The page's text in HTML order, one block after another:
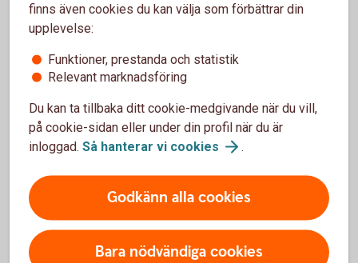
Abonnemangshjälpen
Andra läser också
Konsten att leva på en liten budget
För mycket månad kvar i slutet av lönen? Här är våra
20 bästa tips på hur du lever sparsamt – utan att det
blir torftigt.
finns även cookies du kan välja som förbättrar din
upplevelse:
Funktioner, prestanda och statistik
Relevant marknadsföring
Du kan ta tillbaka ditt cookie-medgivande när du vill,
på cookie-sidan eller under din profil när du är
inloggad. Så hanterar vi cookies .
Godkänn alla cookies
Bara nödvändiga cookies